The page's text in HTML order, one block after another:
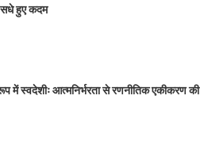
हुए कदम
में स्वदेशीः आत्मनिर्भरता से रणनीतिक एकीकरण की